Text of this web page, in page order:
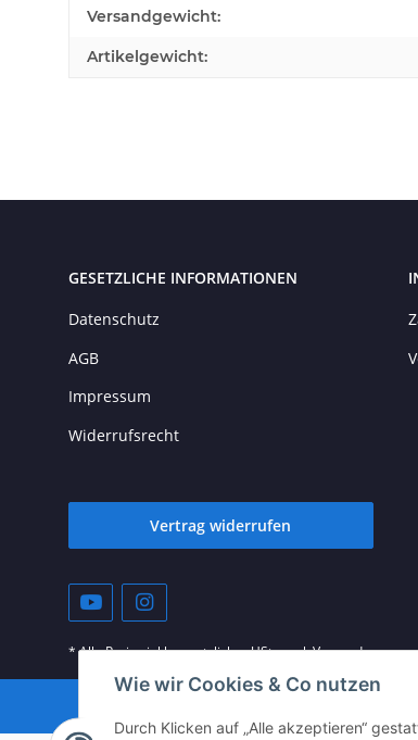
Wie wir Cookies & Co nutzen
Durch Klicken auf „Alle akzeptieren“
Produkteigenschaft
Wert
Versandgewicht:
Artikelgewicht:
GESETZLICHE INFORMATIONEN
Datenschutz
AGB
Impressum
Widerrufsrecht
Vertrag widerrufen
* Alle Preise inkl. gesetzlicher USt., zzgl.Versand